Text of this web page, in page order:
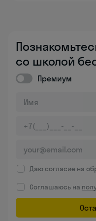
со школой
Премиум
Даю согласие на
Соглашаюсь на